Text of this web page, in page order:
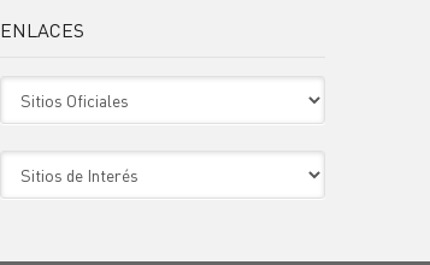
ENLACES